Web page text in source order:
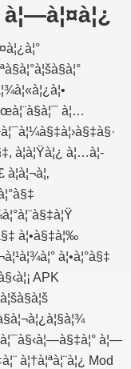
à¦—à¦¤à¦¿
à¦…
à¦à¦Ÿà¦¿ à¦…à¦­
à¦•à§‡à¦‰
à¦•à¦°à§‡
APK
à¦—
à¦†à¦ªà¦¨à¦¿ Mod